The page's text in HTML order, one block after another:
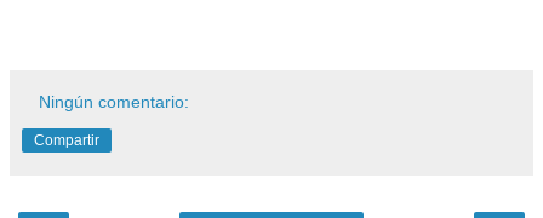
Ningún comentario:
Compartir